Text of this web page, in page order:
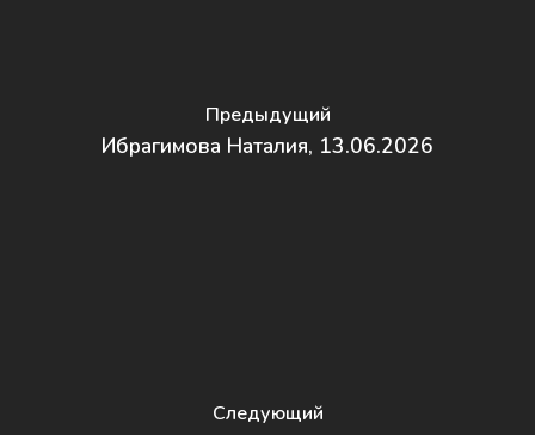
Предыдущий
Ибрагимова Наталия, 13.06.2026
Следующий